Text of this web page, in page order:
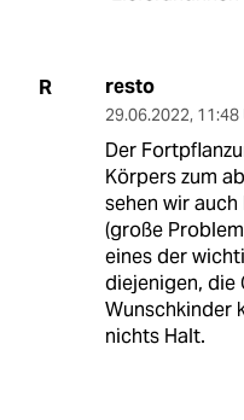
R resto
29.06.2022, 11:48
Der
Körpers zum
sehen wir
(große
eines der
diejenigen, die
Wunschkinder
nichts Halt.